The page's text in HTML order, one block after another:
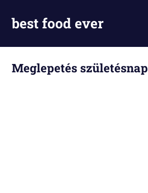
contentbest food ever
Meglepetés születésnap